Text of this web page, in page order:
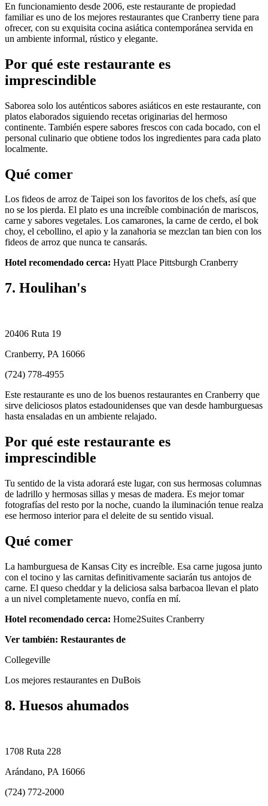
En funcionamiento desde 2006, este restaurante de propiedad
familiar es uno de los mejores restaurantes que Cranberry tiene para
ofrecer, con su exquisita cocina asiática contemporánea servida en
un ambiente informal, rústico y elegante.
Por qué este restaurante es
imprescindible
Saborea solo los auténticos sabores asiáticos en este restaurante, con
platos elaborados siguiendo recetas originarias del hermoso
continente. También espere sabores frescos con cada bocado, con el
personal culinario que obtiene todos los ingredientes para cada plato
localmente.
Qué comer
Los fideos de arroz de Taipei son los favoritos de los chefs, así que
no se los pierda. El plato es una increíble combinación de mariscos,
carne y sabores vegetales. Los camarones, la carne de cerdo, el bok
choy, el cebollino, el apio y la zanahoria se mezclan tan bien con los
fideos de arroz que nunca te cansarás.
Hotel recomendado cerca: Hyatt Place Pittsburgh Cranberry
7. Houlihan's
20406 Ruta 19
Cranberry, PA 16066
(724) 778-4955
Este restaurante es uno de los buenos restaurantes en Cranberry que
sirve deliciosos platos estadounidenses que van desde hamburguesas
hasta ensaladas en un ambiente relajado.
Por qué este restaurante es
imprescindible
Tu sentido de la vista adorará este lugar, con sus hermosas columnas
de ladrillo y hermosas sillas y mesas de madera. Es mejor tomar
fotografías del resto por la noche, cuando la iluminación tenue realza
ese hermoso interior para el deleite de su sentido visual.
Qué comer
La hamburguesa de Kansas City es increíble. Esa carne jugosa junto
con el tocino y las carnitas definitivamente saciarán tus antojos de
carne. El queso cheddar y la deliciosa salsa barbacoa llevan el plato
a un nivel completamente nuevo, confía en mí.
Hotel recomendado cerca: Home2Suites Cranberry
Ver también: Restaurantes de
Collegeville
Los mejores restaurantes en DuBois
8. Huesos ahumados
1708 Ruta 228
Arándano, PA 16066
(724) 772-2000